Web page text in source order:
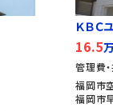
ＫＢＣ
16.5
管理費
福岡市
福岡市